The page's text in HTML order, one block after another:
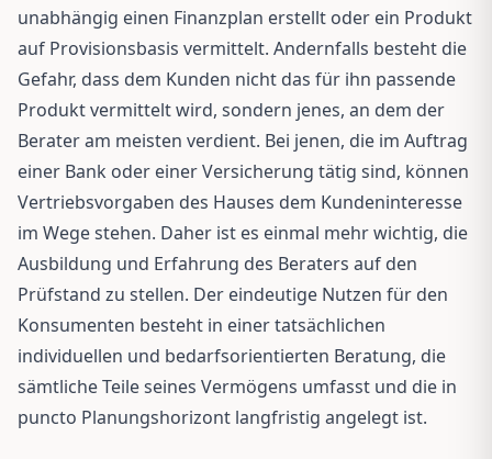
unabhängig einen Finanzplan erstellt oder ein Produkt
auf Provisionsbasis vermittelt. Andernfalls besteht die
Gefahr, dass dem Kunden nicht das für ihn passende
Produkt vermittelt wird, sondern jenes, an dem der
Berater am meisten verdient. Bei jenen, die im Auftrag
einer Bank oder einer Versicherung tätig sind, können
Vertriebsvorgaben des Hauses dem Kundeninteresse
im Wege stehen. Daher ist es einmal mehr wichtig, die
Ausbildung und Erfahrung des Beraters auf den
Prüfstand zu stellen. Der eindeutige Nutzen für den
Konsumenten besteht in einer tatsächlichen
individuellen und bedarfsorientierten Beratung, die
sämtliche Teile seines Vermögens umfasst und die in
puncto Planungshorizont langfristig angelegt ist.